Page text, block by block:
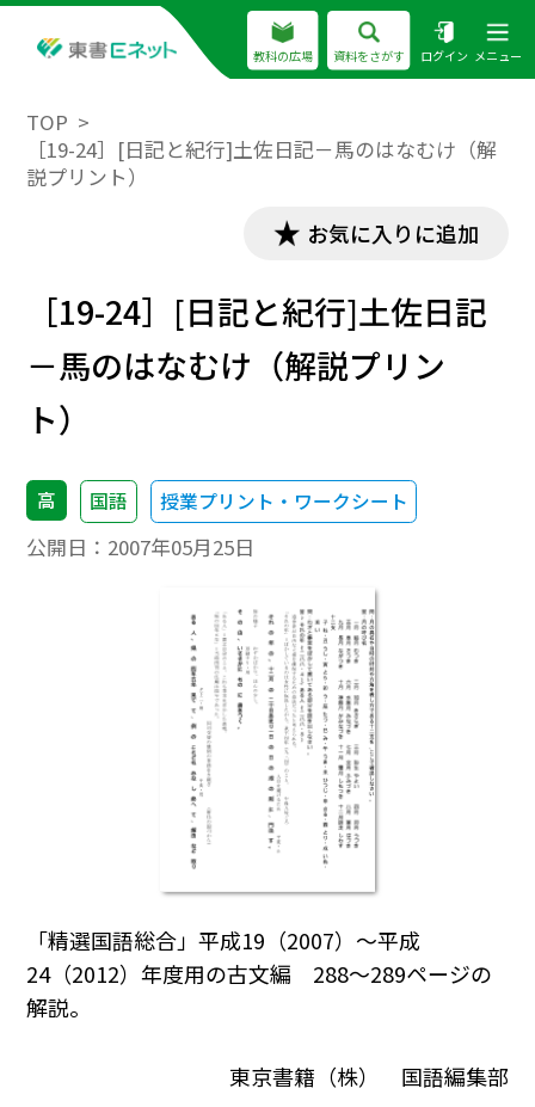
教科の広場 資料をさがす ログイン メニュー
TOP
［19-24］[日記と紀行]土佐日記－馬のはなむけ（解
説プリント）
お気に入りに追加
［19-24］[日記と紀行]土佐日記
－馬のはなむけ（解説プリン
ト）
高 国語 授業プリント・ワークシート
公開日： 2007年05月25日
「精選国語総合」平成19（2007）～平成
24（2012）年度用の古文編 288～289ページの
解説。
東京書籍（株） 国語編集部